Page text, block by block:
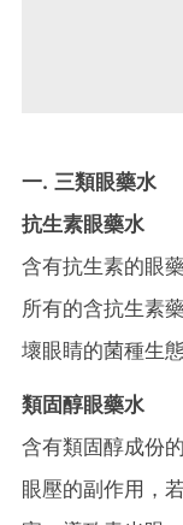
一. 三類眼藥水
抗生素眼藥水
含有抗生素的眼
所有的含抗生素
壞眼睛的菌種生態
類固醇眼藥水
含有類固醇成份
眼壓的副作用，